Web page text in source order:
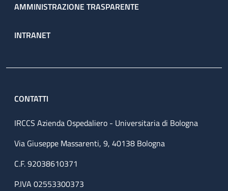
AMMINISTRAZIONE TRASPARENTE
INTRANET
CONTATTI
IRCCS Azienda Ospedaliero - Universitaria di Bologna
Via Giuseppe Massarenti, 9, 40138 Bologna
C.F. 92038610371
P.IVA 02553300373